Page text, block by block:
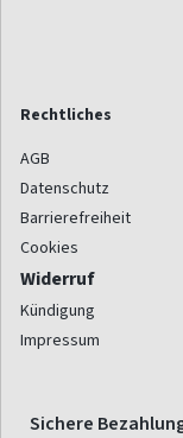
Rechtliches
AGB
Datenschutz
Barrierefreiheit
Cookies
Widerruf
Kündigung
Impressum
Sichere